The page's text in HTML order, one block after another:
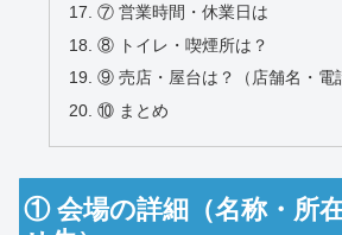
⑦ 営業時間・休業日は
⑧ トイレ・喫煙所は？
⑨ 売店・屋台は？（店舗名・電
⑩ まとめ
① 会場の詳細（名称・所